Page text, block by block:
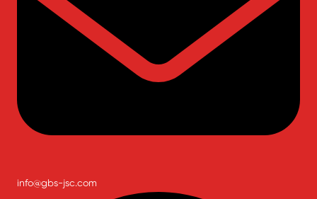
info@gbs-jsc.com